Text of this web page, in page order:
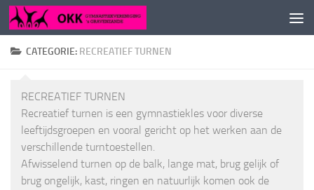
Doorgaan naar inhoud
CATEGORIE: RECREATIEF TURNEN
RECREATIEF TURNEN
Recreatief turnen is een gymnastiekles voor diverse
leeftijdsgroepen en vooral gericht op het werken aan de
verschillende turntoestellen.
Afwisselend turnen op de balk, lange mat, brug gelijk of
brug ongelijk, kast, ringen en natuurlijk komen ook de